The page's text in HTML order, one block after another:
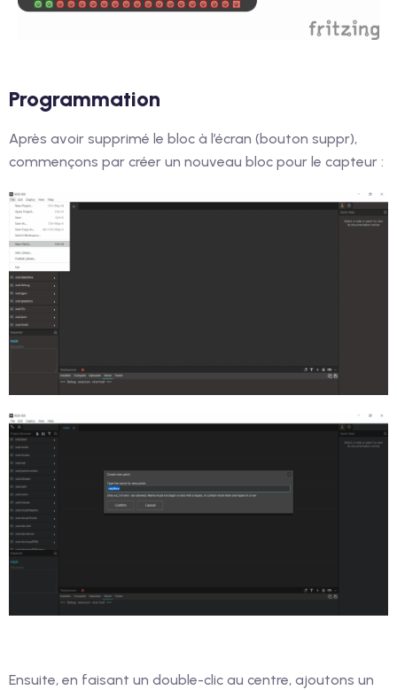
Programmation
Après avoir supprimé le bloc à l’écran (bouton suppr),
commençons par créer un nouveau bloc pour le capteur :
Ensuite, en faisant un double-clic au centre, ajoutons un